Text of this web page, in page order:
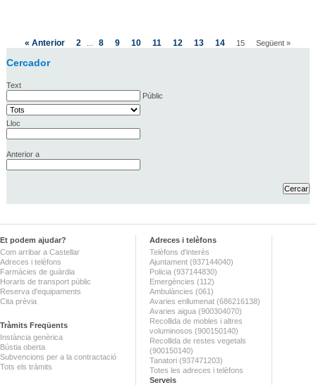
« Anterior 2 8 9 10 11 12 13 14 15 Següent »
Cercador
Text
Públic
Lloc
Anterior a
Et podem ajudar?
Com arribar a Castellar
Adreces i telèfons
Farmàcies de guàrdia
Horaris de transport públic
Reserva d'equipaments
Cita prèvia
Tràmits Freqüents
Instància genèrica
Bústia oberta
Subvencions per a la contractació
Tots els tràmits
Adreces i telèfons
Telèfons d'interès
Ajuntament (937144040)
Policia (937144830)
Emergències (112)
Ambulàncies (061)
Avaries enllumenat (686216138)
Avaries aigua (900304070)
Recollida de mobles i altres
voluminosos (900150140)
Recollida de restes vegetals
(900150140)
Tanatori (937471203)
Totes les adreces i telèfons
Serveis